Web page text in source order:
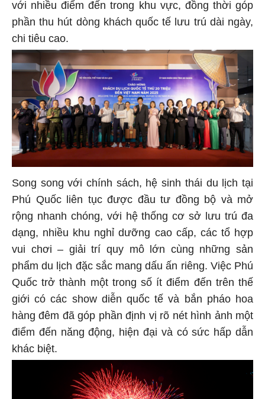
với nhiều điểm đến trong khu vực, đồng thời góp
phần thu hút dòng khách quốc tế lưu trú dài ngày,
chi tiêu cao.
Song song với chính sách, hệ sinh thái du lịch tại
Phú Quốc liên tục được đầu tư đồng bộ và mở
rộng nhanh chóng, với hệ thống cơ sở lưu trú đa
dạng, nhiều khu nghỉ dưỡng cao cấp, các tổ hợp
vui chơi – giải trí quy mô lớn cùng những sản
phẩm du lịch đặc sắc mang dấu ấn riêng. Việc Phú
Quốc trở thành một trong số ít điểm đến trên thế
giới có các show diễn quốc tế và bắn pháo hoa
hàng đêm đã góp phần định vị rõ nét hình ảnh một
điểm đến năng động, hiện đại và có sức hấp dẫn
khác biệt.